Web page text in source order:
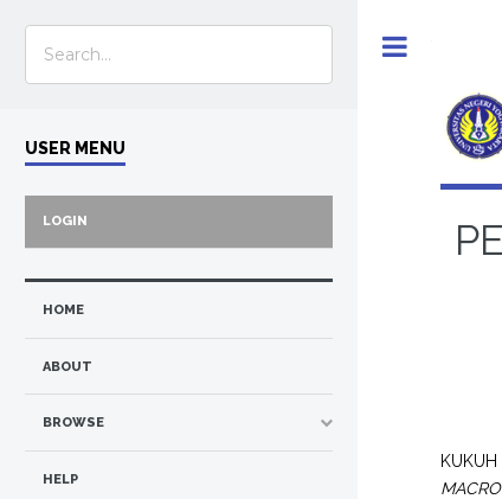
KUKUH
USER MENU
LOGIN
HOME
ABOUT
BROWSE
HELP